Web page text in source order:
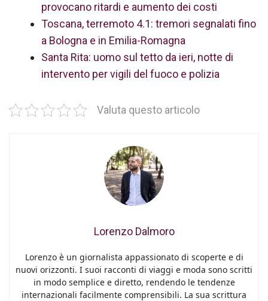
provocano ritardi e aumento dei costi
Toscana, terremoto 4.1: tremori segnalati fino
a Bologna e in Emilia-Romagna
Santa Rita: uomo sul tetto da ieri, notte di
intervento per vigili del fuoco e polizia
Valuta questo articolo
Lorenzo Dalmoro
Lorenzo è un giornalista appassionato di scoperte e di
nuovi orizzonti. I suoi racconti di viaggi e moda sono scritti
in modo semplice e diretto, rendendo le tendenze
internazionali facilmente comprensibili. La sua scrittura